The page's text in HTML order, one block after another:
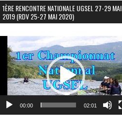
1ÈRE RENCONTRE NATIONALE UGSEL 27-29 MAI
2019 (RDV 25-27 MAI 2020)
Lecteur
vidéo
00:00 02:01